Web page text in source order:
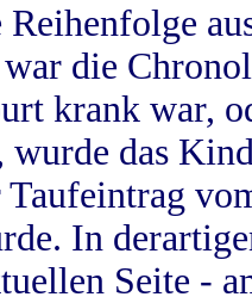
die
krank war,
wurde das
Taufeintrag
In
Seite -